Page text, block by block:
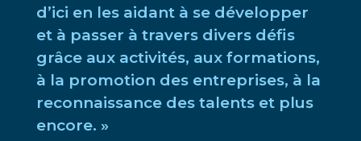
d’ici en les aidant à se développer
et à passer à travers divers défis
grâce aux activités, aux formations,
à la promotion des entreprises, à la
reconnaissance des talents et plus
encore. »